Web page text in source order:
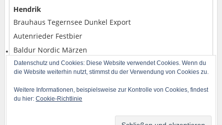
Hendrik
Brauhaus Tegernsee Dunkel Export
Autenrieder Festbier
Baldur Nordic Märzen
Alpirsbacher Weizen Hefe Dunkel
Copyright © 2014-2026 BLOG-B.INFO | Powered by H. Baran und WordPress | Design
Datenschutz und Cookies: Diese Website verwendet Cookies. Wenn du
die Website weiterhin nutzt, stimmst du der Verwendung von Cookies zu.
Weitere Informationen, beispielsweise zur Kontrolle von Cookies, findest
du hier: Cookie-Richtlinie